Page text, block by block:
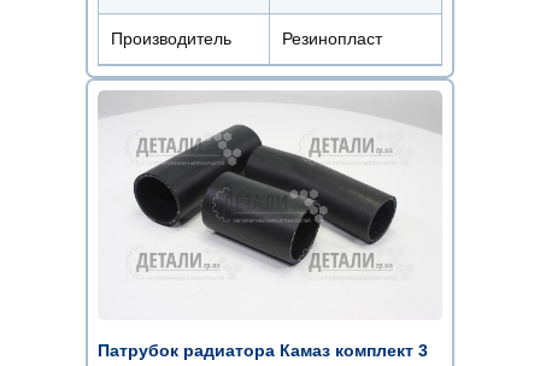
Производитель Резинопласт
Патрубок радиатора Камаз комплект 3